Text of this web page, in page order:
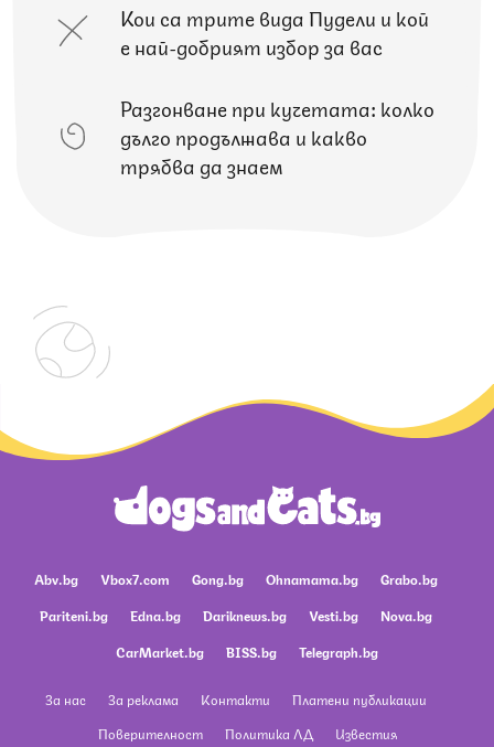
Кои са трите вида Пудели и кой
е най-добрият избор за вас
Разгонване при кучетата: колко
дълго продължава и какво
трябва да знаем
Abv.bg Vbox7.com Gong.bg Ohnamama.bg
Grabo.bg
Pariteni.bg
Edna.bg Dariknews.bg Vesti.bg
Nova.bg
CarMarket.bg
BISS.bg Telegraph.bg
За нас За реклама Контакти
Платени публикации
Поверителност
Политика ЛД Известия